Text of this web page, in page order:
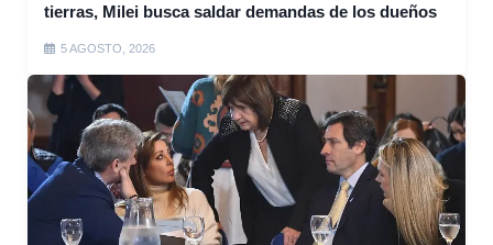
tierras, Milei busca saldar demandas de los dueños
5 AGOSTO, 2026